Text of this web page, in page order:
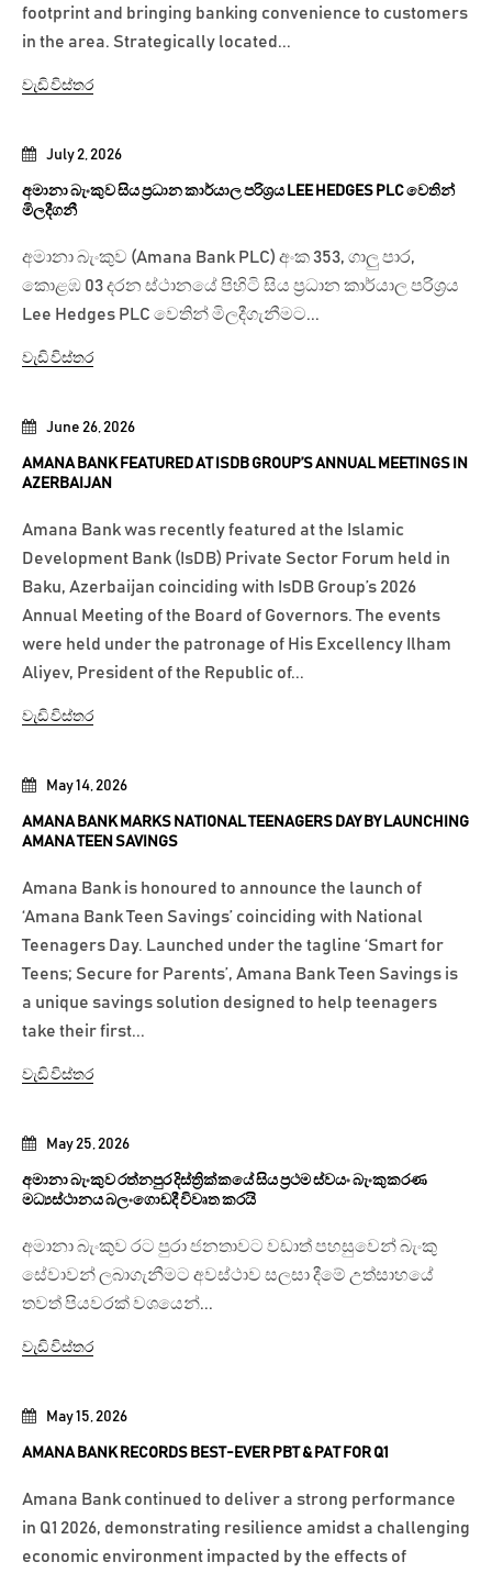
May 15, 2026
AMANA BANK RECORDS BEST-EVER PBT & PAT FOR Q1
Amana Bank continued to deliver a strong performance
in Q1 2026, demonstrating resilience amidst a challenging
economic environment impacted by the effects of
May 25, 2026
අමානා බැංකුව රත්නපුර දිස්ත්‍රික්කයේ සිය ප්‍රථම ස්වයං බැංකුකරණ
මධ්‍යස්ථානය බලංගොඩදී විවෘත කරයි
අමානා බැංකුව රට පුරා ජනතාවට වඩාත් පහසුවෙන් බැංකු
සේවාවන් ලබාගැනීමට අවස්ථාව සලසා දීමේ උත්සාහයේ
තවත් පියවරක් වශයෙන්...
වැඩි විස්තර
May 14, 2026
AMANA BANK MARKS NATIONAL TEENAGERS DAY BY LAUNCHING
AMANA TEEN SAVINGS
Amana Bank is honoured to announce the launch of
‘Amana Bank Teen Savings’ coinciding with National
Teenagers Day. Launched under the tagline ‘Smart for
Teens; Secure for Parents’, Amana Bank Teen Savings is
a unique savings solution designed to help teenagers
take their first...
වැඩි විස්තර
June 26, 2026
AMANA BANK FEATURED AT ISDB GROUP’S ANNUAL MEETINGS IN
AZERBAIJAN
Amana Bank was recently featured at the Islamic
Development Bank (IsDB) Private Sector Forum held in
Baku, Azerbaijan coinciding with IsDB Group’s 2026
Annual Meeting of the Board of Governors. The events
were held under the patronage of His Excellency Ilham
Aliyev, President of the Republic of...
වැඩි විස්තර
July 2, 2026
අමානා බැංකුව සිය ප්‍රධාන කාර්යාල පරිශ්‍රය LEE HEDGES PLC වෙතින්
මිලදීගනී
අමානා බැංකුව (Amana Bank PLC) අංක 353, ගාලු පාර,
කොළඹ 03 දරන ස්ථානයේ පිහිටි සිය ප්‍රධාන කාර්යාල පරිශ්‍රය
Lee Hedges PLC වෙතින් මිලදීගැනීමට...
වැඩි විස්තර
footprint and bringing banking convenience to customers
in the area. Strategically located...
වැඩි විස්තර